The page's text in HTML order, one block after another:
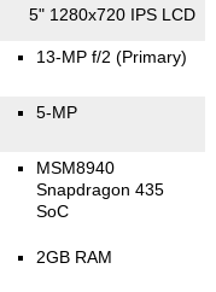
5" 1280x720 IPS LCD
13-MP f/2 (Primary)
5-MP
MSM8940
Snapdragon 435
SoC
2GB RAM